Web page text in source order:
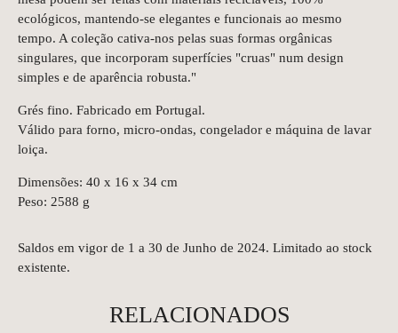
ecológicos, mantendo-se elegantes e funcionais ao mesmo
tempo. A coleção cativa-nos pelas suas formas orgânicas
singulares, que incorporam superfícies "cruas" num design
simples e de aparência robusta."
Grés fino. Fabricado em Portugal.
Válido para forno, micro-ondas, congelador e máquina de lavar
loiça.
Dimensões: 40 x 16 x 34 cm
Peso: 2588 g
Saldos em vigor de 1 a 30 de Junho de 2024. Limitado ao stock
existente.
RELACIONADOS